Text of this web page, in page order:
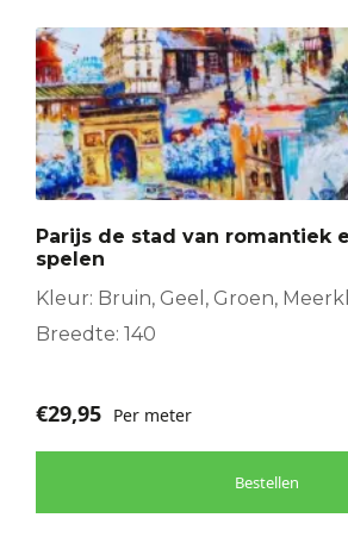
Parijs de stad van romantiek
spelen
Kleur: Bruin, Geel, Groen,
Breedte: 140
€29,95 Per meter
Bestellen